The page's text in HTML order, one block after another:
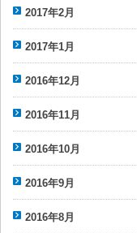
2017年2月
2017年1月
2016年12月
2016年11月
2016年10月
2016年9月
2016年8月